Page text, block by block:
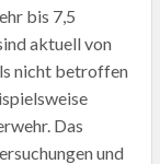
bis 7,5
aktuell von
nicht betroffen
Das
und